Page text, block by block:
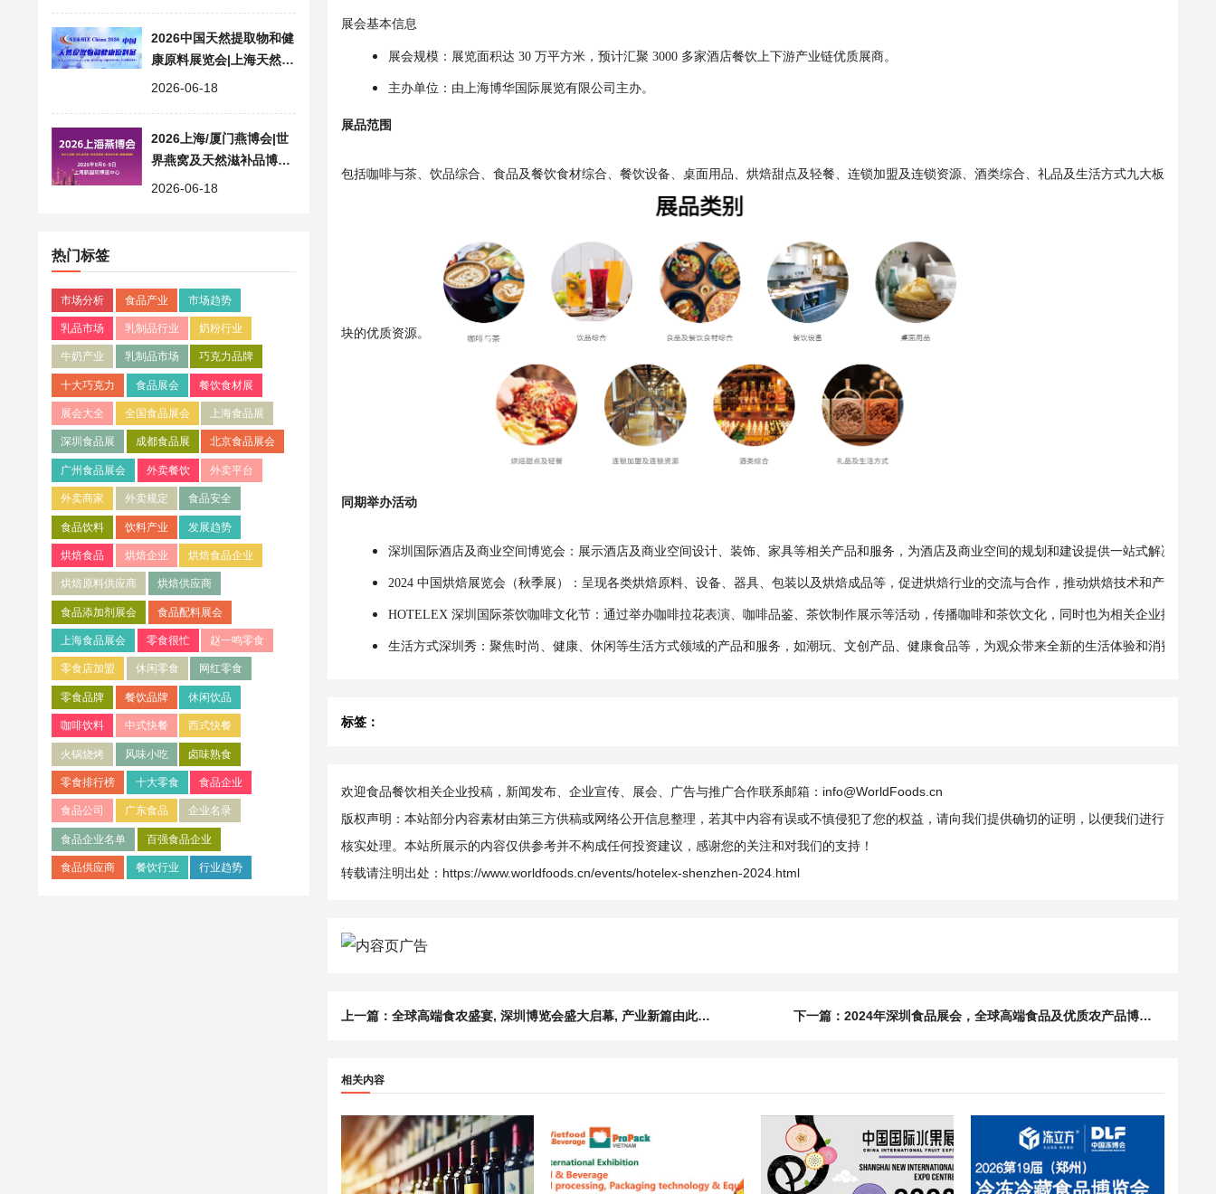
2026中国天然提取物和健
康原料展览会|上海天然原
料展 NE&HIE China
2026-06-18
2026上海/厦门燕博会|世
界燕窝及天然滋补品博览
会|营养健康食品展
2026-06-18
热门标签
市场分析 食品产业 市场趋势
乳品市场 乳制品行业 奶粉行业
牛奶产业 乳制品市场 巧克力品牌
十大巧克力 食品展会 餐饮食材展
展会大全 全国食品展会 上海食品展
深圳食品展 成都食品展 北京食品展会
广州食品展会 外卖餐饮 外卖平台
外卖商家 外卖规定 食品安全
食品饮料 饮料产业 发展趋势
烘焙食品 烘焙企业 烘焙食品企业
烘焙原料供应商 烘焙供应商
食品添加剂展会 食品配料展会
上海食品展会 零食很忙 赵一鸣零食
零食店加盟 休闲零食 网红零食
零食品牌 餐饮品牌 休闲饮品
咖啡饮料 中式快餐 西式快餐
火锅烧烤 风味小吃 卤味熟食
零食排行榜 十大零食 食品企业
食品公司 广东食品 企业名录
食品企业名单 百强食品企业
食品供应商 餐饮行业 行业趋势
展会基本信息
展会规模：展览面积达 30 万平方米，预计汇聚 3000 多家酒店餐饮上下游产业链优质展商。
主办单位：由上海博华国际展览有限公司主办。
展品范围
包括咖啡与茶、饮品综合、食品及餐饮食材综合、餐饮设备、桌面用品、烘焙甜点及轻餐、连锁加盟及连锁资源、酒类综合、礼品及生活方式九大板
块的优质资源。
同期举办活动
深圳国际酒店及商业空间博览会：展示酒店及商业空间设计、装饰、家具等相关产品和服务，为酒店及商业空间的规划和建设提供一站式解决方案。
2024 中国烘焙展览会（秋季展）：呈现各类烘焙原料、设备、器具、包装以及烘焙成品等，促进烘焙行业的交流与合作，推动烘焙技术和产品的创
HOTELEX 深圳国际茶饮咖啡文化节：通过举办咖啡拉花表演、咖啡品鉴、茶饮制作展示等活动，传播咖啡和茶饮文化，同时也为相关企业提供了
生活方式深圳秀：聚焦时尚、健康、休闲等生活方式领域的产品和服务，如潮玩、文创产品、健康食品等，为观众带来全新的生活体验和消费选择。
标签：
欢迎食品餐饮相关企业投稿，新闻发布、企业宣传、展会、广告与推广合作联系邮箱：info@WorldFoods.cn
版权声明：本站部分内容素材由第三方供稿或网络公开信息整理，若其中内容有误或不慎侵犯了您的权益，请向我们提供确切的证明，以便我们进行
核实处理。本站所展示的内容仅供参考并不构成任何投资建议，感谢您的关注和对我们的支持！
转载请注明出处： https://www.worldfoods.cn/events/hotelex-shenzhen-2024.html
上一篇： 全球高端食农盛宴, 深圳博览会盛大启幕, 产业新篇由此铸就 下一篇：2024年深圳食品展会，全球高端食品及优质农产品博览会
相关内容